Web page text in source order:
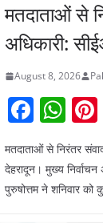
मतदाताओं से
अधिकारी:
August 8, 2026
F
a
c
e
W
h
at
s
मतदाताओं से निरंतर
देहरादून। मुख्य निर्वाचन
पुरुषोत्तम ने शनिवार